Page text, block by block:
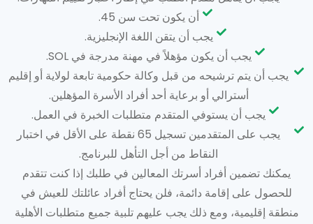
أن يكون تحت سن 45.
يجب أن يتقن اللغة الإنجليزية.
يجب أن يكون مؤهلاً في مهنة مدرجة في SOL.
يجب أن يتم ترشيحه من قبل وكالة حكومية تابعة لولاية أو إقليم
أسترالي أو برعاية أحد أفراد الأسرة المؤهلين.
يجب أن يستوفي المتقدم متطلبات الخبرة في العمل.
يجب على المتقدمين تسجيل 65 نقطة على الأقل في اختبار
النقاط من أجل التأهل للبرنامج.
يمكنك تضمين أفراد أسرتك المعالين في طلبك إذا كنت تتقدم
للحصول على إقامة دائمة، فلن يحتاج أفراد عائلتك للعيش في
منطقة إقليمية، ومع ذلك يجب عليهم تلبية جميع متطلبات الأهلية